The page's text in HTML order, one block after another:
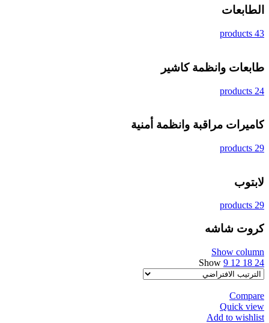
الطابعات
43 products
طابعات وانظمة كاشير
24 products
كاميرات مراقبة وانظمة أمنية
29 products
لابتوب
29 products
كروت شاشه
Show column
Show 9 12 18 24
Compare
Quick view
Add to wishlist